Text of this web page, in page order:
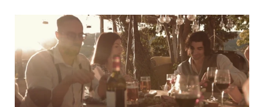
© Service-Bund
Unter Salva D'Or bündeln wir ein breites
Sortiment an Spezialitäten aus dem